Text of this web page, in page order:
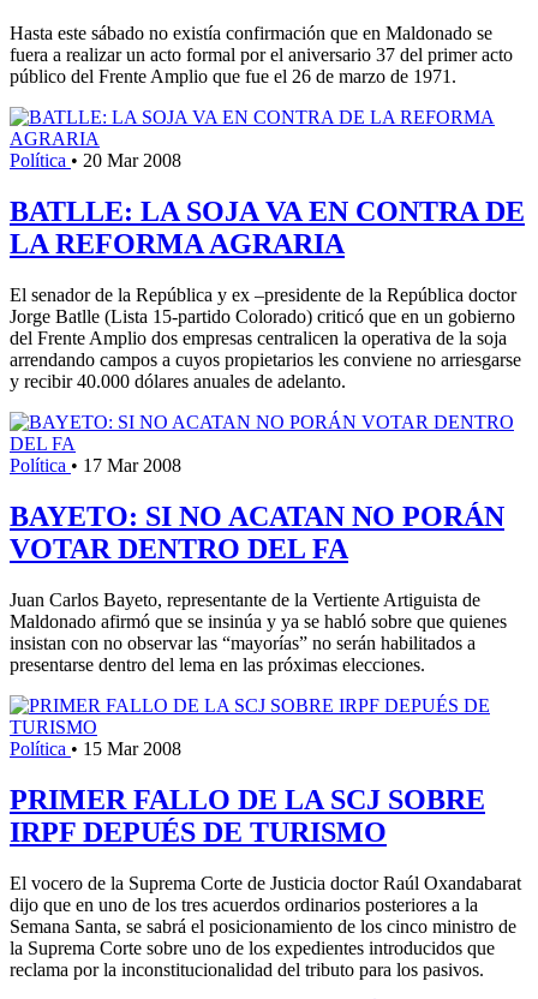
Hasta este sábado no existía confirmación que en Maldonado se
fuera a realizar un acto formal por el aniversario 37 del primer acto
público del Frente Amplio que fue el 26 de marzo de 1971.
Política • 20 Mar 2008
BATLLE: LA SOJA VA EN CONTRA DE
LA REFORMA AGRARIA
El senador de la República y ex –presidente de la República doctor
Jorge Batlle (Lista 15-partido Colorado) criticó que en un gobierno
del Frente Amplio dos empresas centralicen la operativa de la soja
arrendando campos a cuyos propietarios les conviene no arriesgarse
y recibir 40.000 dólares anuales de adelanto.
Política • 17 Mar 2008
BAYETO: SI NO ACATAN NO PORÁN
VOTAR DENTRO DEL FA
Juan Carlos Bayeto, representante de la Vertiente Artiguista de
Maldonado afirmó que se insinúa y ya se habló sobre que quienes
insistan con no observar las “mayorías” no serán habilitados a
presentarse dentro del lema en las próximas elecciones.
Política • 15 Mar 2008
PRIMER FALLO DE LA SCJ SOBRE
IRPF DEPUÉS DE TURISMO
El vocero de la Suprema Corte de Justicia doctor Raúl Oxandabarat
dijo que en uno de los tres acuerdos ordinarios posteriores a la
Semana Santa, se sabrá el posicionamiento de los cinco ministro de
la Suprema Corte sobre uno de los expedientes introducidos que
reclama por la inconstitucionalidad del tributo para los pasivos.